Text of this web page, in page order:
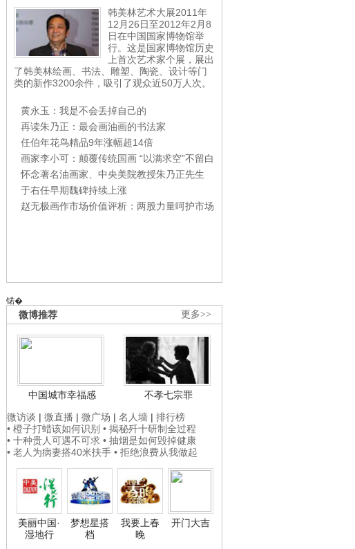
韩美林艺术大展2011年
12月26日至2012年2月8
日在中国国家博物馆举
行。这是国家博物馆历史
上首次艺术家个展，展出
了韩美林绘画、书法、雕塑、陶瓷、设计等门
类的新作3200余件，吸引了观众近50万人次。
黄永玉：我是不会丢掉自己的
再读朱乃正：最会画油画的书法家
任伯年花鸟精品9年涨幅超14倍
画家李小可：颠覆传统国画 “以满求空”不留白
怀念著名油画家、中央美院教授朱乃正先生
于右任早期魏碑持续上涨
赵无极画作市场价值评析：两股力量呵护市场
锘�
更多>>
微博推荐
中国城市幸福感
不孝七宗罪
微访谈 | 微直播 | 微广场 | 名人墙 | 排行榜
• 橙子打蜡该如何识别 • 揭秘歼十研制全过程
• 十种贵人可遇不可求 • 抽烟是如何毁掉健康
• 老人为病妻搭40米扶手 • 拒绝浪费从我做起
美丽中国·
湿地行
梦想星搭
档
我要上春
晚
开门大吉